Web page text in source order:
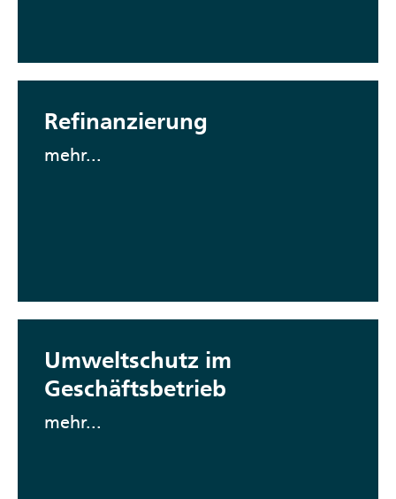
Refinanzierung
mehr...
Umweltschutz im
Geschäftsbetrieb
mehr...